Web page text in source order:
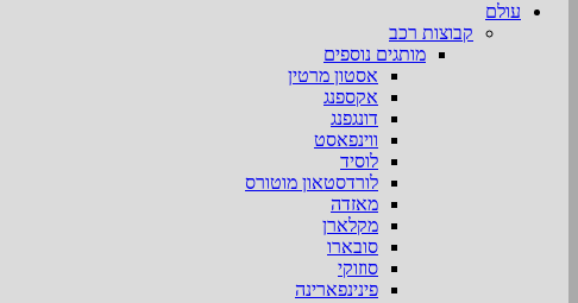
עולם
קבוצות רכב
מותגים נוספים
אסטון מרטין
אקספנג
דונגפנג
ווינפאסט
לוסיד
לורדסטאון מוטורס
מאזדה
מקלארן
סובארו
סוזוקי
פינינפארינה